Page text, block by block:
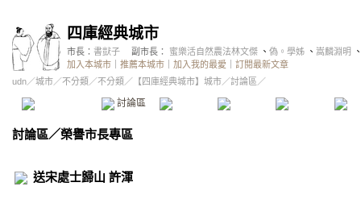
四庫經典城市
市長： 書獃子 副市長： 蜜樂活自然農法林文傑 、 偽。學姊 、 嵩麟淵明
加入本城市
推薦本城市 加入我的最愛
訂閱最新文章
udn／城市／不分類 ／不分類 ／ 【四庫經典城市】城市／討論區／
討論區 精華區 投票區 影像館
討論區／榮譽市長專區
送宋處士歸山 許渾